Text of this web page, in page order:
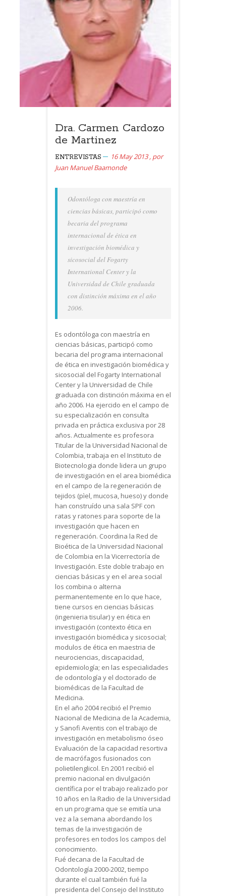
Dra. Carmen Cardozo
de Martinez
ENTREVISTAS 16 May 2013 , por
Juan Manuel Baamonde
Odontóloga con maestría en
ciencias básicas, participó como
becaria del programa
internacional de ética en
investigación biomédica y
sicosocial del Fogarty
International Center y la
Universidad de Chile graduada
con distinción máxima en el año
2006.
Es odontóloga con maestría en
ciencias básicas, participó como
becaria del programa internacional
de ética en investigación biomédica y
sicosocial del Fogarty International
Center y la Universidad de Chile
graduada con distinción máxima en el
año 2006. Ha ejercido en el campo de
su especialización en consulta
privada en práctica exclusiva por 28
años. Actualmente es profesora
Titular de la Universidad Nacional de
Colombia, trabaja en el Instituto de
Biotecnologia donde lidera un grupo
de investigación en el area biomédica
en el campo de la regeneración de
tejidos (pìel, mucosa, hueso) y donde
han construído una sala SPF con
ratas y ratones para soporte de la
investigación que hacen en
regeneración. Coordina la Red de
Bioética de la Universidad Nacional
de Colombia en la Vicerrectoría de
Investigación. Este doble trabajo en
ciencias básicas y en el area social
los combina o alterna
permanentemente en lo que hace,
tiene cursos en ciencias básicas
(ingenieria tisular) y en ética en
investigación (contexto ética en
investigación biomédica y sicosocial;
modulos de ética en maestria de
neurociencias, discapacidad,
epidemiología; en las especialidades
de odontología y el doctorado de
biomédicas de la Facultad de
Medicina.
En el año 2004 recibió el Premio
Nacional de Medicina de la Academia,
y Sanofi Aventis con el trabajo de
investigación en metabolismo óseo
Evaluación de la capacidad resortiva
de macrófagos fusionados con
polietilenglicol. En 2001 recibió el
premio nacional en divulgación
científica por el trabajo realizado por
10 años en la Radio de la Universidad
en un programa que se emitía una
vez a la semana abordando los
temas de la investigación de
profesores en todos los campos del
conocimiento.
Fué decana de la Facultad de
Odontología 2000-2002, tiempo
durante el cual también fué la
presidenta del Consejo del Instituto